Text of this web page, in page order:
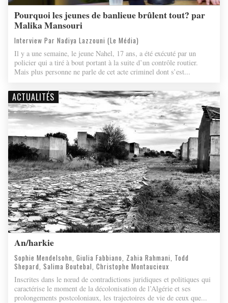
Pourquoi les jeunes de banlieue brûlent tout? par
Malika Mansouri
Interview Par Nadiya Lazzouni (Le Média)
Il y a une semaine, le jeune Nahel, 17 ans, a été exécuté par un
policier qui a tiré à bout portant à la suite d’un contrôle routier.
Mais plus personne ne parle de cet acte criminel dont s’est...
ACTUALITÉS
An/harkie
Sophie Mendelsohn, Giulia Fabbiano, Zahia Rahmani, Todd
Shepard, Salima Boutebal, Christophe Montaucieux
Inscrites dans le nœud de contradictions juridiques et politiques qui
caractérise le moment de la décolonisation de l’Algérie et ses
prolongements postcoloniaux, les trajectoires de vie de ceux que...